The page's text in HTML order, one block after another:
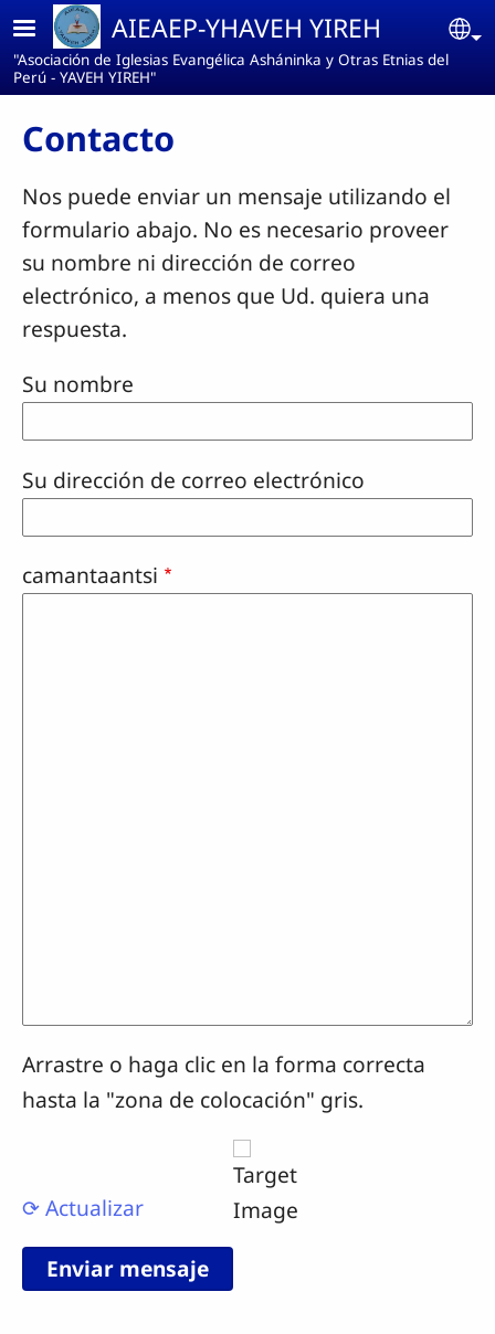
Pasar al contenido principal
AIEAEP-YHAVEH YIREH
"Asociación de Iglesias Evangélica Asháninka y Otras Etnias del
Perú - YAVEH YIREH"
Contacto
Nos puede enviar un mensaje utilizando el
formulario abajo. No es necesario proveer
su nombre ni dirección de correo
electrónico, a menos que Ud. quiera una
respuesta.
Su nombre
Su dirección de correo electrónico
camantaantsi
Arrastre o haga clic en la forma correcta
hasta la "zona de colocación" gris.
⟳ Actualizar